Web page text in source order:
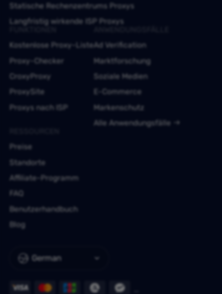
German
Statische Rechenzentrums Proxys
Langfristig wirkende ISP Proxys
Kostenlose Proxy-Liste
Proxy-Checker
CroxyProxy
ProxySite
Proxys nach ISP
Ad Verification
Marktforschung
Soziale Medien
E-Commerce
Markenschutz
Alle Anwendungsfälle
Preise
Standorte
Affiliate-Programm
FAQ
Benutzerhandbuch
Blog